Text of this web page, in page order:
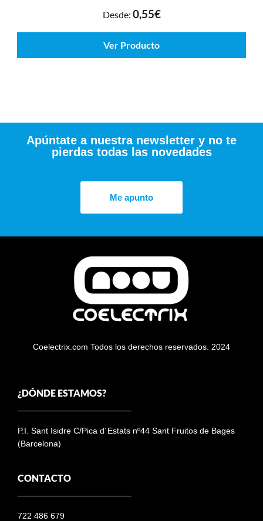
Desde: 0,55€
Ver Producto
Apúntate a nuestra newsletter y no te
pierdas todas las novedades
Me apunto
Coelectrix.com Todos los derechos reservados. 2024
¿DÓNDE ESTAMOS?
P.I. Sant Isidre C/Pica d´Estats nº44 Sant Fruitos de Bages
(Barcelona)
CONTACTO
722 486 679